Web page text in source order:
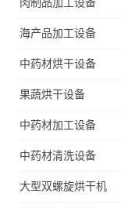
肉制品加工设备
海产品加工设备
中药材烘干设备
果蔬烘干设备
中药材加工设备
中药材清洗设备
大型双螺旋烘干机